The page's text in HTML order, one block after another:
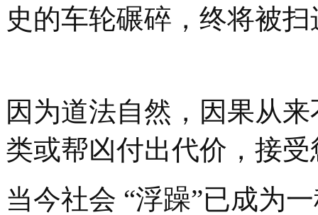
史的车轮碾碎，终将被
因为道法自然，因果从
类或帮凶付出代价，接
当今社会 “浮躁”已成为